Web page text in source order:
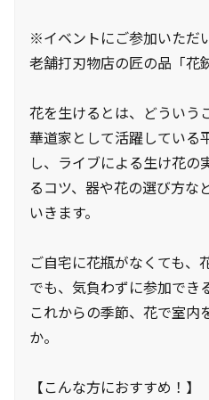
※イベントにご参加いただ
老舗打刃物店の匠の品「花
花を生けるとは、どういう
華道家として活躍している
し、ライブによる生け花の
るコツ、器や花の選び方な
いきます。
ご自宅に花瓶がなくても、
でも、気負わずに参加で
これからの季節、花で室内
か。
【こんな方におすすめ！】